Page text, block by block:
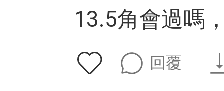
13.5角會過嗎
回覆